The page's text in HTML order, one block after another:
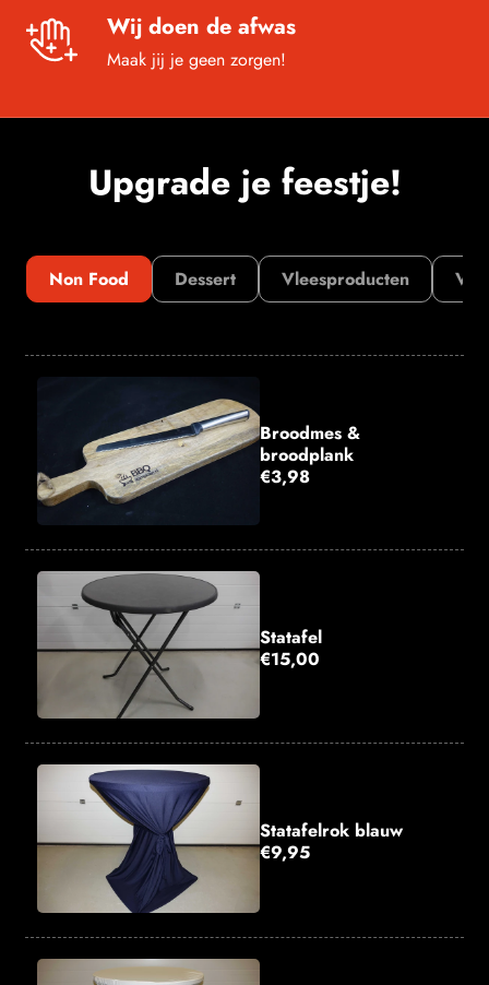
Wij doen de afwas
Maak jij je geen zorgen!
Upgrade je feestje!
Non Food Dessert Vleesproducten
Broodmes &
broodplank
€3,98
Statafel
€15,00
Statafelrok blauw
€9,95